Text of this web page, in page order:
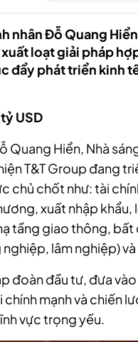
nhân Đỗ Quang
loạt giải pháp
đẩy phát triển kinh
USD
Quang Hiển, Nhà
T&T Group đang
chủ chốt như: tài
xuất nhập
tầng giao thông, bất
lâm nghiệp)
đoàn đầu tư, đưa
mạnh và chiến
vực trọng yếu.